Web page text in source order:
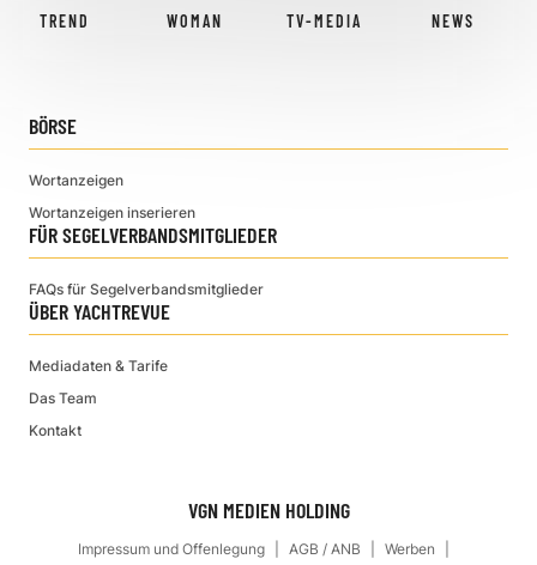
TREND WOMAN TV-MEDIA NEWS
BÖRSE
Wortanzeigen
Wortanzeigen inserieren
FÜR SEGELVERBANDSMITGLIEDER
FAQs für Segelverbandsmitglieder
ÜBER YACHTREVUE
Mediadaten & Tarife
Das Team
Kontakt
VGN MEDIEN HOLDING
Impressum und Offenlegung AGB / ANB Werben